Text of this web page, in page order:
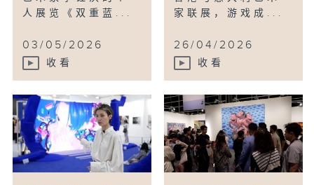
人展览《双重蓝...
03/05/2026
收看
家联展，游戏成...
26/04/2026
收看